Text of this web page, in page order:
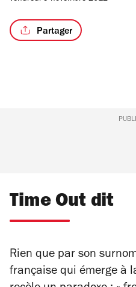
Partager
Time Out dit
Rien que par son
française qui émerge à